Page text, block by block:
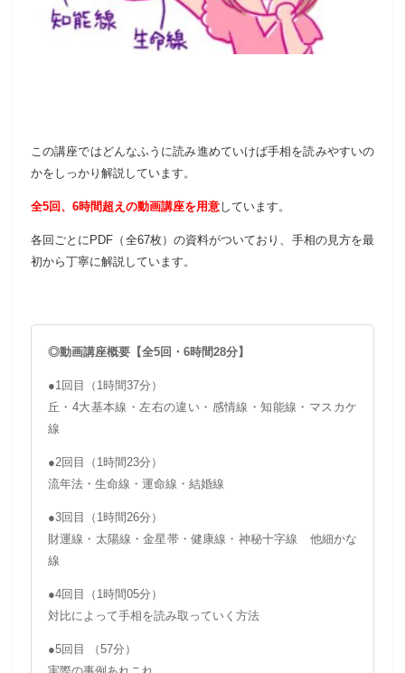
この講座ではどんなふうに読み進めていけば手相を読みやすいの
かをしっかり解説しています。
全5回、6時間超えの動画講座を用意しています。
各回ごとにPDF（全67枚）の資料がついており、手相の見方を最
初から丁寧に解説しています。
◎動画講座概要【全5回・6時間28分】
●1回目（1時間37分）
丘・4大基本線・左右の違い・感情線・知能線・マスカケ
線
●2回目（1時間23分）
流年法・生命線・運命線・結婚線
●3回目（1時間26分）
財運線・太陽線・金星帯・健康線・神秘十字線 他細かな
線
●4回目（1時間05分）
対比によって手相を読み取っていく方法
●5回目 （57分）